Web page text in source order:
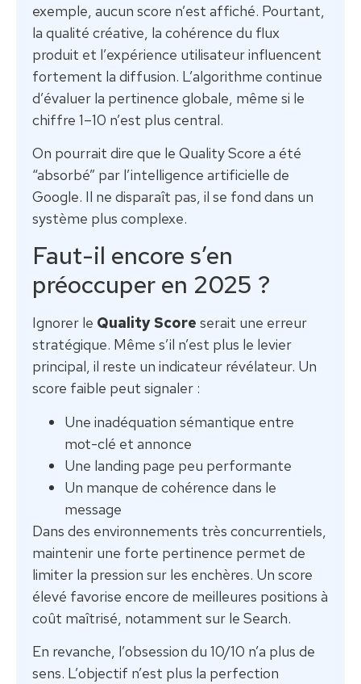
exemple, aucun score n’est affiché. Pourtant,
la qualité créative, la cohérence du flux
produit et l’expérience utilisateur influencent
fortement la diffusion. L’algorithme continue
d’évaluer la pertinence globale, même si le
chiffre 1–10 n’est plus central.
On pourrait dire que le Quality Score a été
“absorbé” par l’intelligence artificielle de
Google. Il ne disparaît pas, il se fond dans un
système plus complexe.
Faut-il encore s’en
préoccuper en 2025 ?
Ignorer le Quality Score serait une erreur
stratégique. Même s’il n’est plus le levier
principal, il reste un indicateur révélateur. Un
score faible peut signaler :
Une inadéquation sémantique entre
mot-clé et annonce
Une landing page peu performante
Un manque de cohérence dans le
message
Dans des environnements très concurrentiels,
maintenir une forte pertinence permet de
limiter la pression sur les enchères. Un score
élevé favorise encore de meilleures positions à
coût maîtrisé, notamment sur le Search.
En revanche, l’obsession du 10/10 n’a plus de
sens. L’objectif n’est plus la perfection